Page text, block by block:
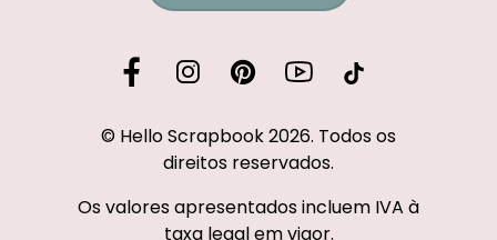
© Hello Scrapbook 2026. Todos os
direitos reservados.
Os valores apresentados incluem IVA à
taxa legal em vigor.